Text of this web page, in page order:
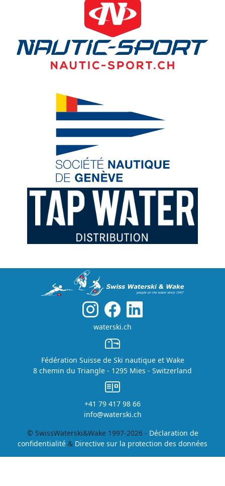
waterski.ch
Fédération Suisse de Ski nautique et Wake
8 chemin du Triangle - 1295 Mies - Switzerland
+41 79 417 98 66
info@waterski.ch
© SwissWaterski&Wake 1997-2026 - Déclaration de
confidentialité & Directive sur la protection des données